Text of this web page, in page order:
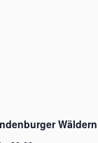
Wäldern